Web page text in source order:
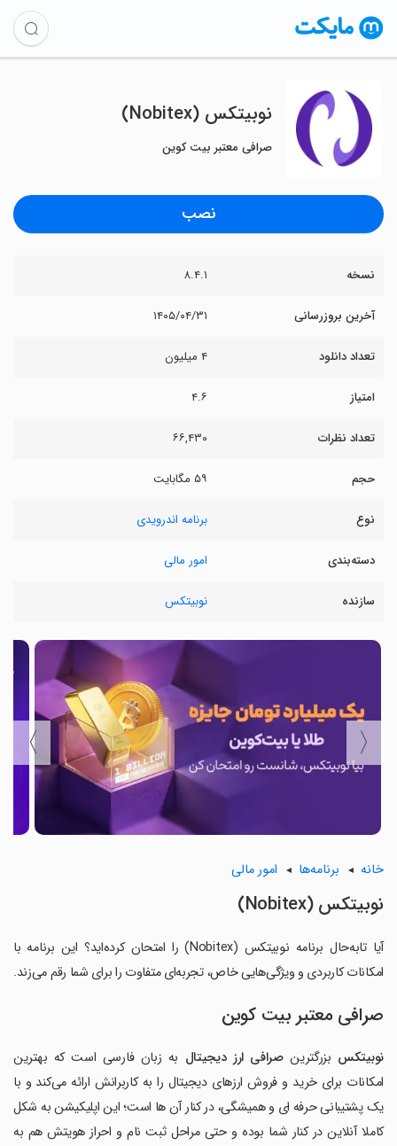
نوبیتکس (Nobitex)
صرافی معتبر بیت کوین
نصب
نسخه ۸.۴.۱
آخرین بروزرسانی ۱۴۰۵/۰۴/۳۱
تعداد دانلود ۴ میلیون
امتیاز ۴.۶
تعداد نظرات ۶۶,۴۳۰
حجم ۵۹ مگابایت
نوع برنامه اندرویدی
دسته‌بندی امور مالی
سازنده نوبیتکس
〈
〉
خانه برنامه‌ها امور مالی
نوبیتکس (Nobitex)
آیا تابه‌حال برنامه نوبیتکس (Nobitex) را امتحان کرده‌اید؟ این برنامه با
امکانات کاربردی و ویژگی‌هایی خاص، تجربه‌ای متفاوت را برای شما رقم می‌زند.
صرافی معتبر بیت کوین
نوبیتکس بزرگترینصرافی ارز دیجیتال به زبان فارسی است که بهترین
امکانات برای خرید و فروش ارزهای دیجیتال را به کاربرانش ارائه می‌کند و با
یک پشتیبانی حرفه ای و همیشگی، در کنار آن ها است؛ این اپلیکیشن به شکل
کاملا آنلاین در کنار شما بوده و حتی مراحل ثبت نام و احراز هویتش هم به